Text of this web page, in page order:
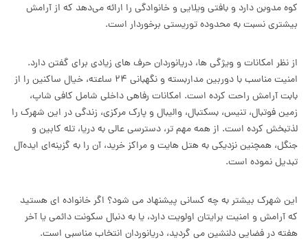
کوه مدوبن دارد و بافتی ویلایی و خانوادگی را ارائه می‌دهد که از آرامش
بیشتری نسبت به محدوده توریستی برخوردار است.
از نظر امکانات و ویژگی ها، دریانوردان حرف های زیادی برای گفتن دارد.
امنیت مناسب با دوربین مداربسته و نگهبانی ۲۴ ساعته، خیال ساکنین را از
بابت آرامش راحت کرده است. امکانات رفاهی داخلی شامل کافی شاپ،
زمین فوتبال، تنیس، بسکتبال، والیبال و پارک مرکزی، زندگی در این شهرک را
لذتبخش کرده است. از همه مهم تر، دسترسی عالی به دریا، تله کابین و
جنگل، همچنین نزدیکی به هتل هایت و مراکز خرید، آن را به گزینه‌ای ایده‌آل
تبدیل نموده است.
این شهرک بیشتر به چه کسانی پیشنهاد می شود؟ اگر خانواده ای هستید
که آرامش و امنیت برایتان اولویت دارد، یا به دنبال سکونت دائمی یا آخر
هفته در فضایی دلنشین می گردید، دریانوردان انتخاب مناسبی است.